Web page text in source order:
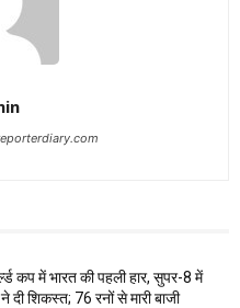
कप में भारत की पहली हार, सुपर-8 में
दी शिकस्त; 76 रनों से मारी बाजी